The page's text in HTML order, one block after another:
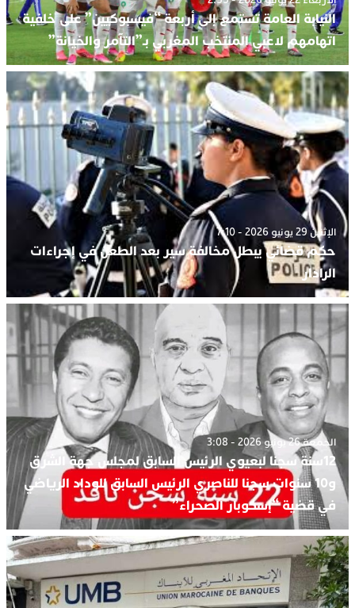
النيابة العامة تستمع إلى أربعة “فيسبوكيين” على خلفية
اتهامهم لاعبي المنتخب المغربي بـ”التآمر والخيانة”
الإثنين 29 يونيو 2026 - 7:10
حكم قضائي يبطل مخالفة سير بعد الطعن في إجراءات
الرادار
الجمعة 26 يونيو 2026 - 3:08
12سنة سجنا لبعيوي الرئيس السابق لمجلس جهة الشرق
و10 سنوات سجنا للناصري الرئيس السابق للوداد الرياضي
في قضية “إسكوبار الصحراء”